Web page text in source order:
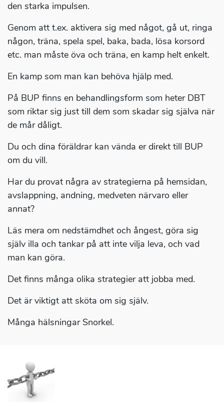
den starka impulsen.
Genom att t.ex. aktivera sig med något, gå ut, ringa
någon, träna, spela spel, baka, bada, lösa korsord
etc. man måste öva och träna, en kamp helt enkelt.
En kamp som man kan behöva hjälp med.
På BUP finns en behandlingsform som heter DBT
som riktar sig just till dem som skadar sig själva när
de mår dåligt.
Du och dina föräldrar kan vända er direkt till BUP
om du vill.
Har du provat några av strategierna på hemsidan,
avslappning, andning, medveten närvaro eller
annat?
Läs mera om nedstämdhet och ångest, göra sig
själv illa och tankar på att inte vilja leva, och vad
man kan göra.
Det finns många olika strategier att jobba med.
Det är viktigt att sköta om sig själv.
Många hälsningar Snorkel.